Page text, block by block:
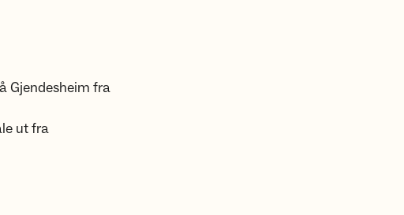
Gjendesheim fra
ut fra